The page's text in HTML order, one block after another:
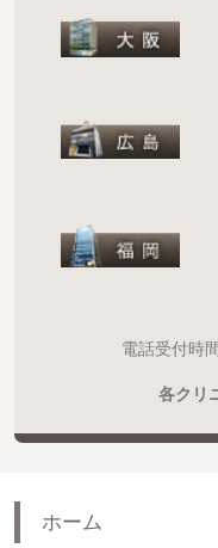
電話受付時間
各クリ
ホーム